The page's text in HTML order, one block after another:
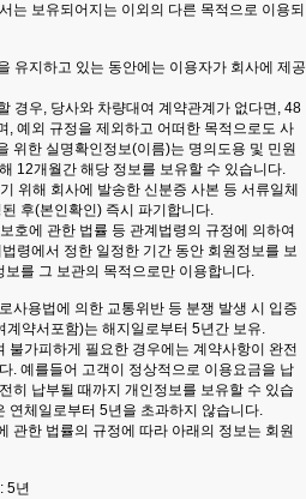
는 보유되어지는 이외의 다른 목적으로 이용되
유지하고 있는 동안에는 이용자가 회사에 제공
경우, 당사와 차량대여 계약관계가 없다면, 48
, 예외 규정을 제외하고 어떠한 목적으로도 사
위한 실명확인정보(이름)는 명의도용 및 민원
12개월간 해당 정보를 보유할 수 있습니다.
위해 회사에 발송한 신분증 사본 등 서류일체
후(본인확인) 즉시 파기합니다.
호에 관한 법률 등 관계법령의 규정에 의하여
령에서 정한 일정한 기간 동안 회원정보를 보
를 그 보관의 목적으로만 이용합니다.
사용법에 의한 교통위반 등 분쟁 발생 시 입증
계약서포함)는 해지일로부터 5년간 보유.
불가피하게 필요한 경우에는 계약사항이 완전
. 예를들어 고객이 정상적으로 이용요금을 납
히 납부될 때까지 개인정보를 보유할 수 있습
연체일로부터 5년을 초과하지 않습니다.
관한 법률의 규정에 따라 아래의 정보는 회원
5년